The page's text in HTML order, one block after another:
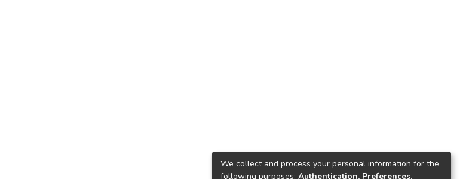
We collect and process your personal information for the
following purposes: Authentication, Preferences,